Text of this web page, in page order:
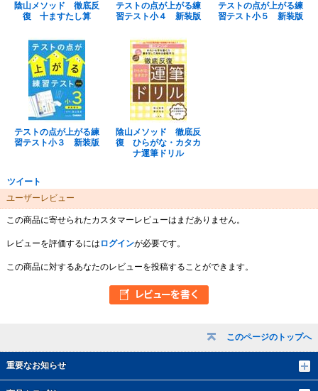
このページのトップへ
重要なお知らせ
陰山メソッド 徹底反
復 十ますたし算
テストの点が上がる練
習テスト小４ 新装版
テストの点が上がる練
習テスト小５ 新装版
テストの点が上がる練
習テスト小３ 新装版
陰山メソッド 徹底反
復 ひらがな・カタカ
ナ運筆ドリル
ツイート
ユーザーレビュー
この商品に寄せられたカスタマーレビューはまだありません。
レビューを評価するには ログインが必要です。
この商品に対するあなたのレビューを投稿することができます。